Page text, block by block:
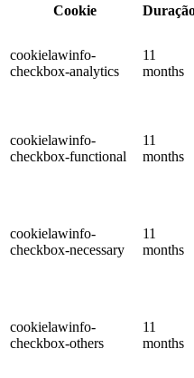
Cookie
cookielawinfo-
checkbox-analytics
11
months
cookielawinfo-
checkbox-functional
11
months
cookielawinfo-
checkbox-necessary
11
months
cookielawinfo-
checkbox-others
11
months